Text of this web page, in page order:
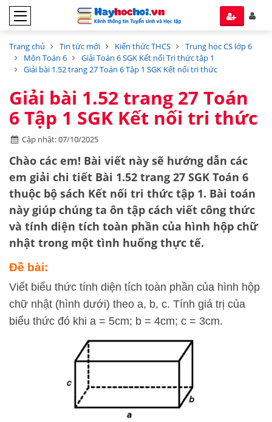
Trang chủ Tin tức mới Kiến thức THCS
Trung học CS lớp 6
Môn Toán 6
Giải Toán 6 SGK Kết nối Tri thức tập 1
Giải bài 1.52 trang 27 Toán 6 Tập 1 SGK Kết nối tri thức
Giải bài 1.52 trang 27 Toán
6 Tập 1 SGK Kết nối tri thức
Cập nhật: 07/10/2025
Chào các em! Bài viết này sẽ hướng dẫn các
em giải chi tiết Bài 1.52 trang 27 SGK Toán 6
thuộc bộ sách Kết nối tri thức tập 1. Bài toán
này giúp chúng ta ôn tập cách viết công thức
và tính diện tích toàn phần của hình hộp chữ
nhật trong một tình huống thực tế.
Đề bài:
Viết biểu thức tính diện tích toàn phần của hình hộp
chữ nhật (hình dưới) theo a, b, c. Tính giá trị của
biểu thức đó khi a = 5cm; b = 4cm; c = 3cm.